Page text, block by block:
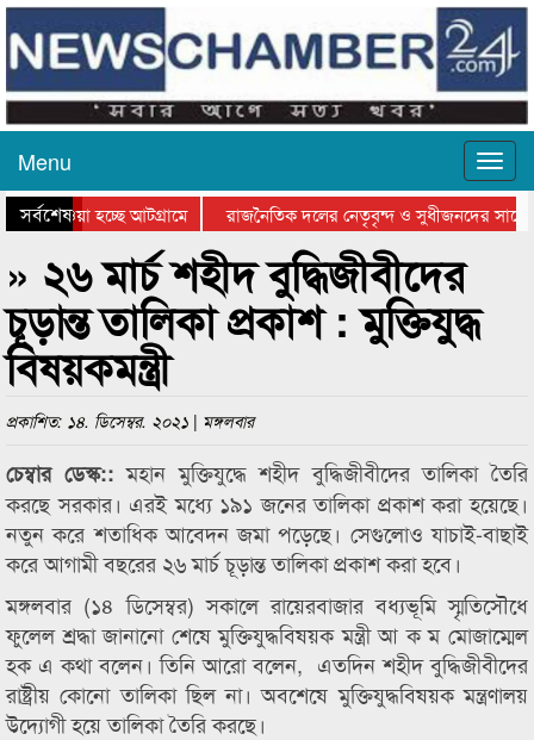
Menu
সর্বশেষ
যাওয়া হচ্ছে আটগ্রামে
রাজনৈতিক দলের নেতৃবৃন্দ ও সুধীজনদের সাথে
পুরস্কার বিতরণ সম্পন্ন
সিলেটে বাংলাদেশ গ্রুপ থিয়েটার
» ২৬ মার্চ শহীদ বুদ্ধিজীবীদের
চূড়ান্ত তালিকা প্রকাশ : মুক্তিযুদ্ধ
বিষয়কমন্ত্রী
প্রকাশিত: ১৪. ডিসেম্বর. ২০২১ | মঙ্গলবার
চেম্বার ডেস্ক::মহান মুক্তিযুদ্ধে শহীদ বুদ্ধিজীবীদের তালিকা তৈরি
করছে সরকার। এরই মধ্যে ১৯১ জনের তালিকা প্রকাশ করা হয়েছে।
নতুন করে শতাধিক আবেদন জমা পড়েছে। সেগুলোও যাচাই-বাছাই
করে আগামী বছরের ২৬ মার্চ চূড়ান্ত তালিকা প্রকাশ করা হবে।
মঙ্গলবার (১৪ ডিসেম্বর) সকালে রায়েরবাজার বধ্যভূমি স্মৃতিসৌধে
ফুলেল শ্রদ্ধা জানানো শেষে মুক্তিযুদ্ধবিষয়ক মন্ত্রী আ ক ম মোজাম্মেল
হক এ কথা বলেন। তিনি আরো বলেন, এতদিন শহীদ বুদ্ধিজীবীদের
রাষ্ট্রীয় কোনো তালিকা ছিল না। অবশেষে মুক্তিযুদ্ধবিষয়ক মন্ত্রণালয়
উদ্যোগী হয়ে তালিকা তৈরি করছে।